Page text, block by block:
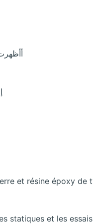
et résine époxy de
statiques et les